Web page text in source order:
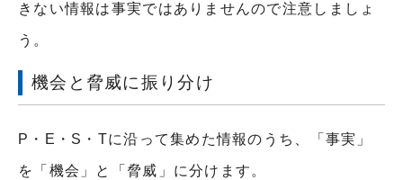
きない情報は事実ではありませんので注意しましょ
う。
機会と脅威に振り分け
P・E・S・Tに沿って集めた情報のうち、「事実」
を「機会」と「脅威」に分けます。